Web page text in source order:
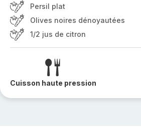
Persil plat
Olives noires dénoyautées
1/2 jus de citron
Cuisson haute pression